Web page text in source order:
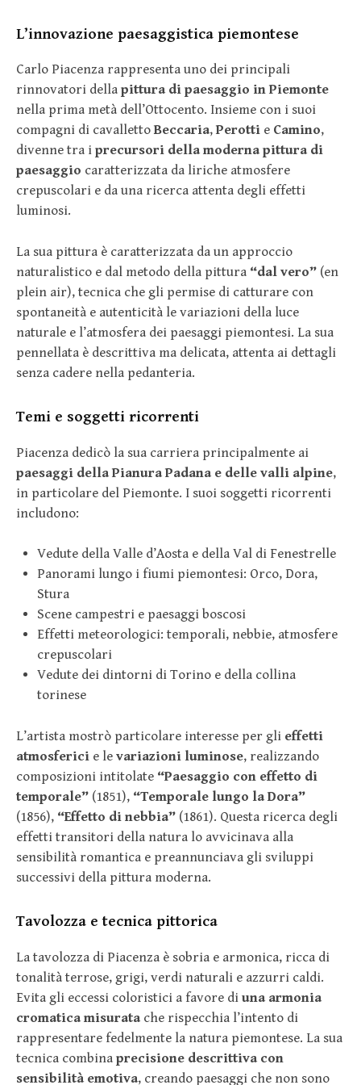
L’innovazione paesaggistica piemontese
Carlo Piacenza rappresenta uno dei principali
rinnovatori della pittura di paesaggio in Piemonte
nella prima metà dell’Ottocento. Insieme con i suoi
compagni di cavalletto Beccaria, Perotti e Camino,
divenne tra i precursori della moderna pittura di
paesaggio caratterizzata da liriche atmosfere
crepuscolari e da una ricerca attenta degli effetti
luminosi.
La sua pittura è caratterizzata da un approccio
naturalistico e dal metodo della pittura “dal vero” (en
plein air), tecnica che gli permise di catturare con
spontaneità e autenticità le variazioni della luce
naturale e l’atmosfera dei paesaggi piemontesi. La sua
pennellata è descrittiva ma delicata, attenta ai dettagli
senza cadere nella pedanteria.
Temi e soggetti ricorrenti
Piacenza dedicò la sua carriera principalmente ai
paesaggi della Pianura Padana e delle valli alpine,
in particolare del Piemonte. I suoi soggetti ricorrenti
includono:
Vedute della Valle d’Aosta e della Val di Fenestrelle
Panorami lungo i fiumi piemontesi: Orco, Dora,
Stura
Scene campestri e paesaggi boscosi
Effetti meteorologici: temporali, nebbie, atmosfere
crepuscolari
Vedute dei dintorni di Torino e della collina
torinese
L’artista mostrò particolare interesse per gli effetti
atmosferici e le variazioni luminose, realizzando
composizioni intitolate “Paesaggio con effetto di
temporale” (1851), “Temporale lungo la Dora”
(1856), “Effetto di nebbia” (1861). Questa ricerca degli
effetti transitori della natura lo avvicinava alla
sensibilità romantica e preannunciava gli sviluppi
successivi della pittura moderna.
Tavolozza e tecnica pittorica
La tavolozza di Piacenza è sobria e armonica, ricca di
tonalità terrose, grigi, verdi naturali e azzurri caldi.
Evita gli eccessi coloristici a favore di una armonia
cromatica misuratache rispecchia l’intento di
rappresentare fedelmente la natura piemontese. La sua
tecnica combina precisione descrittiva con
sensibilità emotiva, creando paesaggi che non sono